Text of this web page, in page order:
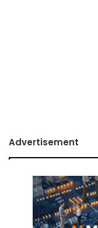
Advertisement